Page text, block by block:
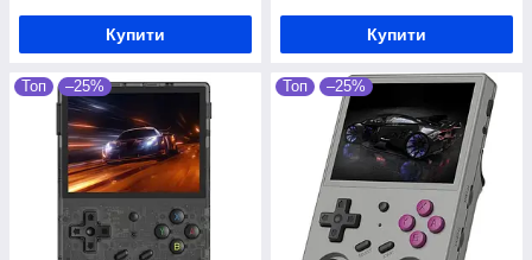
Купити Купити
Топ –25% Топ –25%